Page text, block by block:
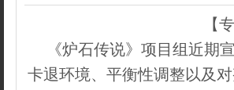
【
《炉石传说》项目组近期
卡退环境、平衡性调整以及